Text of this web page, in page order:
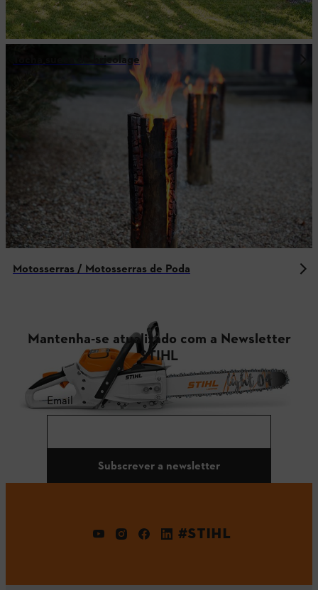
Tocha sueca de bricolage
Motosserras / Motosserras de Poda
Mantenha-se atualizado com a Newsletter
STIHL
Email
Subscrever a newsletter
#STIHL